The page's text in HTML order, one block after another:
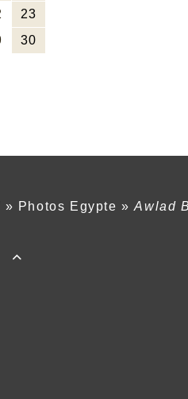
» Photos Egypte »Awlad
